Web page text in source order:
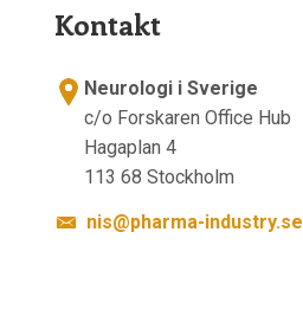
Kontakt
Neurologi i Sverige
c/o Forskaren Office Hub
Hagaplan 4
113 68 Stockholm
nis@pharma-industry.se